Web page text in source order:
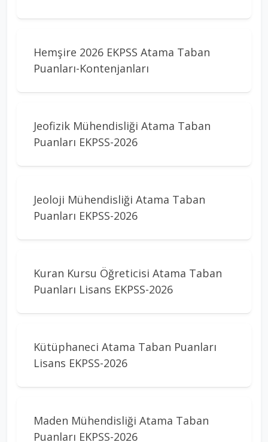
Hemşire 2026 EKPSS Atama Taban
Puanları-Kontenjanları
Jeofizik Mühendisliği Atama Taban
Puanları EKPSS-2026
Jeoloji Mühendisliği Atama Taban
Puanları EKPSS-2026
Kuran Kursu Öğreticisi Atama Taban
Puanları Lisans EKPSS-2026
Kütüphaneci Atama Taban Puanları
Lisans EKPSS-2026
Maden Mühendisliği Atama Taban
Puanları EKPSS-2026